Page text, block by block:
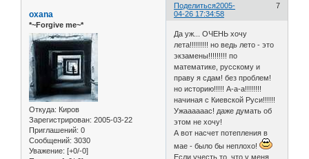
Поделиться 7
2005-
04-26 17:34:58
oxana
*~Forgive me~*
Откуда: Киров
Зарегистрирован: 2005-03-22
Приглашений: 0
Сообщений: 3030
Уважение: [+0/-0]
Да уж... ОЧЕНЬ хочу
лета!!!!!!!!! но ведь лето - это
экзамены!!!!!!!!! по
математике, русскому и
праву я сдам! без проблем!
но историю!!!!! А-а-а!!!!!!!!
начиная с Киевской Руси!!!!!!
Ужаааааас! даже думать об
этом не хочу!
А вот насчет потепления в
мае - было бы неплохо!
Если учесть то, что у меня